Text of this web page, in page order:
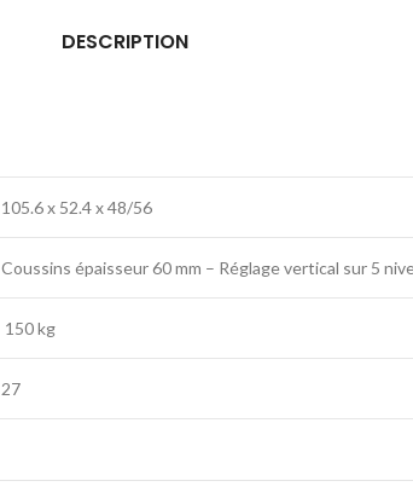
DESCRIPTION
105.6 x 52.4 x 48/56
Coussins épaisseur 60 mm – Réglage vertical sur 5
150 kg
27